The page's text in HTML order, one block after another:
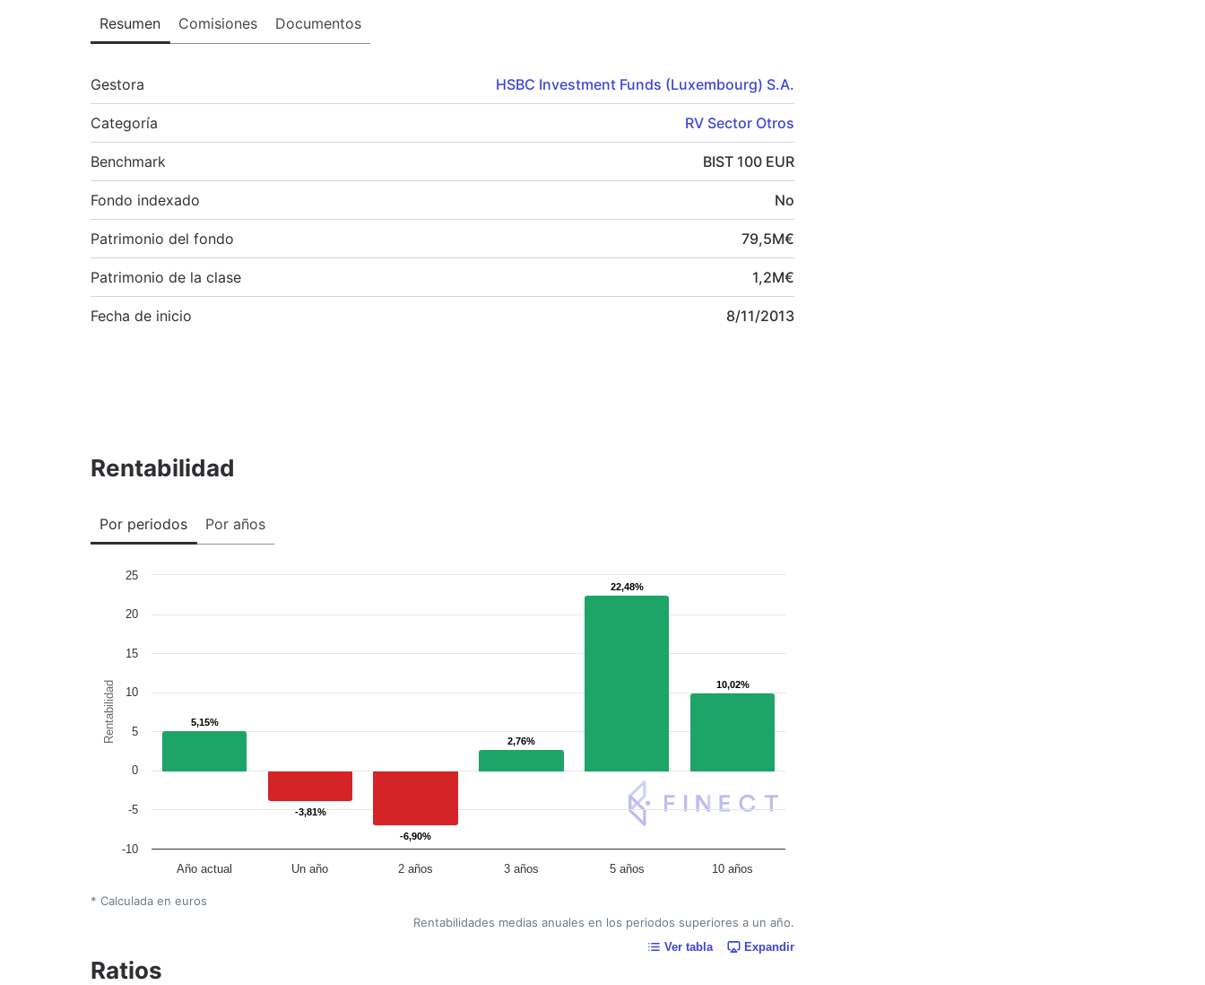
Resumen Comisiones Documentos
Gestora HSBC Investment Funds (Luxembourg) S.A.
Categoría RV Sector Otros
Benchmark BIST 100 EUR
Fondo indexado No
Patrimonio del fondo 79,5M€
Patrimonio de la clase 1,2M€
Fecha de inicio 8/11/2013
Rentabilidad
Por periodos Por años
Rentabilidad 5,15%
5,15%
-3,81%
-3,81%
-6,90%
-6,90%
2,76%
2,76%
22,48%
22,48%
10,02%
10,02%
Año actual Un año 2 años 3 años 5 años 10 años
-10
-5
0
5
10
15
20
25
* Calculada en euros
Rentabilidades medias anuales en los periodos superiores a un año.
Ver tabla Expandir
Ratios